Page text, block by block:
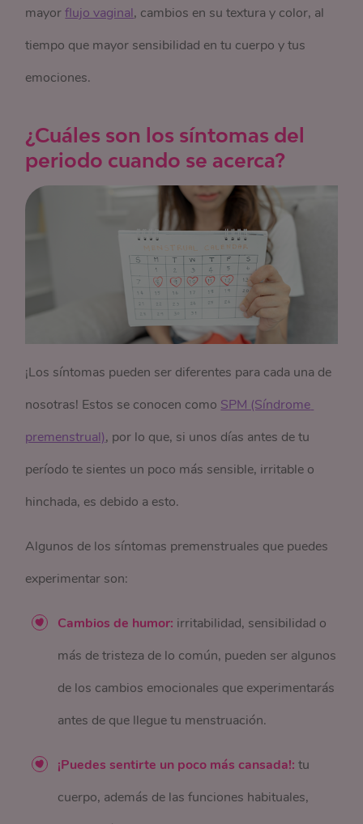
mayorflujo vaginal, cambios en su textura y color, al
tiempo que mayor sensibilidad en tu cuerpo y tus
emociones.
¿Cuáles son los síntomas del
periodo cuando se acerca?
¡Los síntomas pueden ser diferentes para cada una de
nosotras! Estos se conocen como SPM (Síndrome
premenstrual), por lo que, si unos días antes de tu
período te sientes un poco más sensible, irritable o
hinchada, es debido a esto.
Algunos de los síntomas premenstruales que puedes
experimentar son:
Cambios de humor: irritabilidad, sensibilidad o
más de tristeza de lo común, pueden ser algunos
de los cambios emocionales que experimentarás
antes de que llegue tu menstruación.
¡Puedes sentirte un poco más cansada!:tu
cuerpo, además de las funciones habituales,